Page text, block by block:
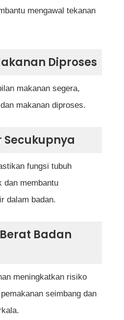
mengawal tekanan
Diproses
makanan segera,
makanan diproses.
Secukupnya
fungsi tubuh
dan membantu
dalam badan.
Badan
meningkatkan risiko
seimbang dan